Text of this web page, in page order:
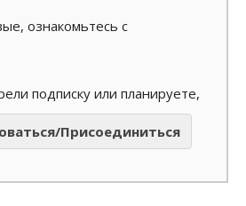
ознакомьтесь с
подписку или планируете,
Присоединиться